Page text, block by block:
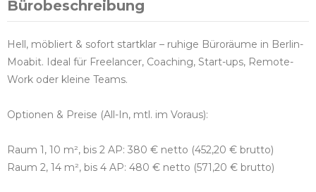
Bürobeschreibung
Hell, möbliert & sofort startklar – ruhige Büroräume in Berlin-
Moabit. Ideal für Freelancer, Coaching, Start-ups, Remote-
Work oder kleine Teams.
Optionen & Preise (All-In, mtl. im Voraus):
Raum 1, 10 m², bis 2 AP: 380 € netto (452,20 € brutto)
Raum 2, 14 m², bis 4 AP: 480 € netto (571,20 € brutto)